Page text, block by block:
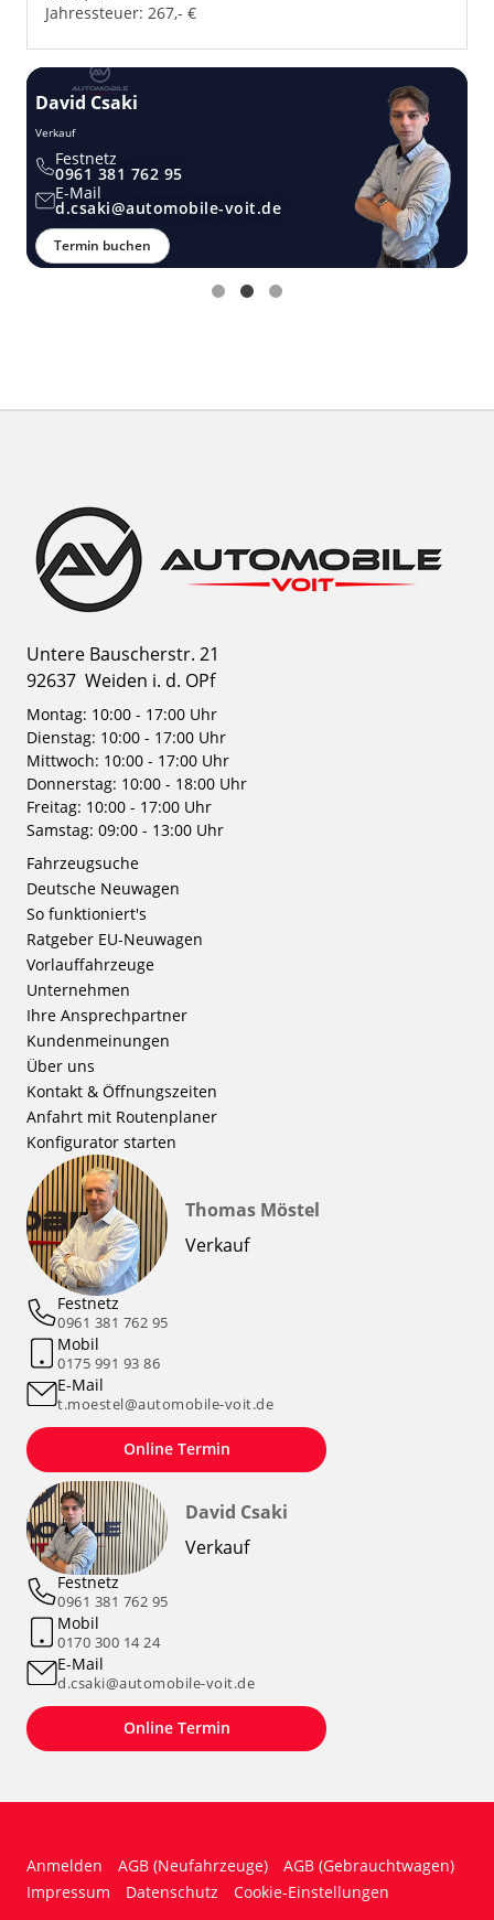
Jahressteuer: 267,- €
David Csaki
Verkauf
Festnetz
0961 381 762 95
E-Mail
d.csaki@automobile-voit.de
Termin buchen
Untere Bauscherstr. 21
92637 Weiden i. d. OPf
Montag: 10:00 - 17:00 Uhr
Dienstag: 10:00 - 17:00 Uhr
Mittwoch: 10:00 - 17:00 Uhr
Donnerstag: 10:00 - 18:00 Uhr
Freitag: 10:00 - 17:00 Uhr
Samstag: 09:00 - 13:00 Uhr
Fahrzeugsuche
Deutsche Neuwagen
So funktioniert's
Ratgeber EU-Neuwagen
Vorlauffahrzeuge
Unternehmen
Ihre Ansprechpartner
Kundenmeinungen
Über uns
Kontakt & Öffnungszeiten
Anfahrt mit Routenplaner
Konfigurator starten
Thomas Möstel
Verkauf
Festnetz
0961 381 762 95
Mobil
0175 991 93 86
E-Mail
t.moestel@automobile-voit.de
Online Termin
David Csaki
Verkauf
Festnetz
0961 381 762 95
Mobil
0170 300 14 24
E-Mail
d.csaki@automobile-voit.de
Online Termin
Anmelden AGB (Neufahrzeuge)
AGB (Gebrauchtwagen)
Impressum
Datenschutz Cookie-Einstellungen